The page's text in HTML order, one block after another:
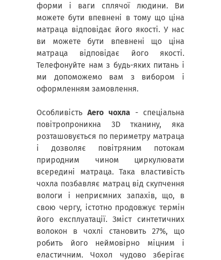
форми і ваги сплячої людини. Ви
можете бути впевнені в тому що ціна
матраца відповідає його якості. У нас
ви можете бути впевнені що ціна
матраца відповідає його якості.
Телефонуйте нам з будь-яких питань і
ми допоможемо вам з вибором і
оформленням замовлення.
Особливість Aero чохла - спеціальна
повітропроникна 3D тканину, яка
розташовується по периметру матраца
і дозволяє повітряним потокам
природним чином циркулювати
всередині матраца. Така властивість
чохла позбавляє матрац від скупчення
вологи і неприємних запахів, що, в
свою чергу, істотно продовжує термін
його експлуатації. Зміст синтетичних
волокон в чохлі становить 27%, що
робить його неймовірно міцним і
еластичним. Чохол чудово зберігає